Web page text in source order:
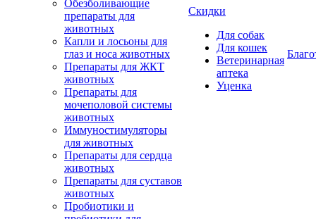
Обезболивающие
препараты для
животных
Капли и лосьоны для
глаз и носа животных
Препараты для ЖКТ
животных
Препараты для
мочеполовой системы
животных
Иммуностимуляторы
для животных
Препараты для сердца
животных
Препараты для суставов
животных
Пробиотики и
Скидки
Для собак
Для кошек
Ветеринарная
аптека
Уценка